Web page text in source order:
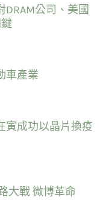
公司、美國
車產業
寅成功以晶片換疫
大戰 微博革命